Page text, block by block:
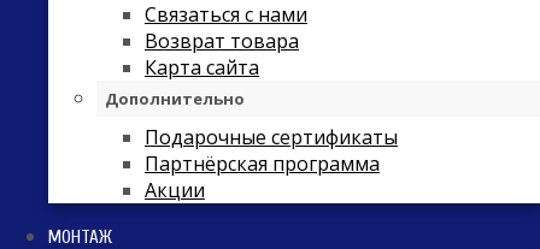
Связаться с нами
Возврат товара
Карта сайта
Дополнительно
Подарочные сертификаты
Партнёрская программа
Акции
МОНТАЖ